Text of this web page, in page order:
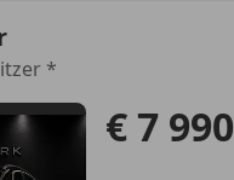
*
€ 7 990